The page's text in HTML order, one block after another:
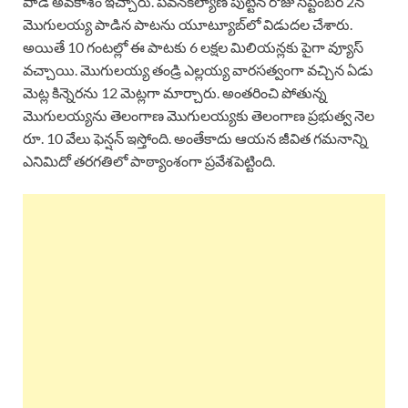
మొగులయ్య పాడిన పాటను యూట్యూబ్‌లో విడుదల చేశారు.
అయితే 10 గంటల్లో ఈ పాటకు 6 లక్షల మిలియన్లకు పైగా వ్యూస్
వచ్చాయి. మొగులయ్య తండ్రి ఎల్లయ్య వారసత్వంగా వచ్చిన ఏడు
మెట్ల కిన్నెరను 12 మెట్లగా మార్చారు. అంతరించి పోతున్న
మొగులయ్యను తెలంగాణ మొగులయ్యకు తెలంగాణ ప్రభుత్వ నెల
రూ. 10 వేలు ఫెన్షన్ ఇస్తోంది. అంతేకాదు ఆయన జీవిత గమనాన్ని
ఎనిమిదో తరగతిలో పాఠ్యాంశంగా ప్రవేశపెట్టింది.